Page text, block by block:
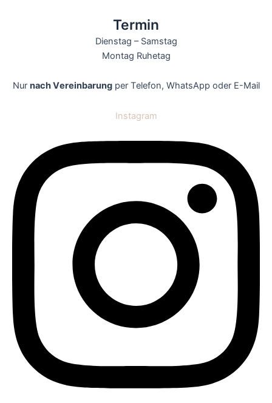
Termin
Dienstag – Samstag
Montag Ruhetag
Nur nach Vereinbarungper Telefon, WhatsApp oder E-Mail
Instagram